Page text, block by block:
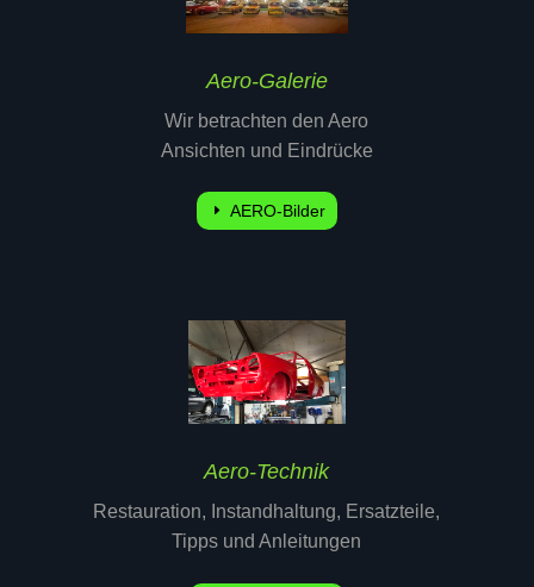
Aero-Galerie
Wir betrachten den Aero
Ansichten und Eindrücke
AERO-Bilder
Aero-Technik
Restauration, Instandhaltung, Ersatzteile,
Tipps und Anleitungen